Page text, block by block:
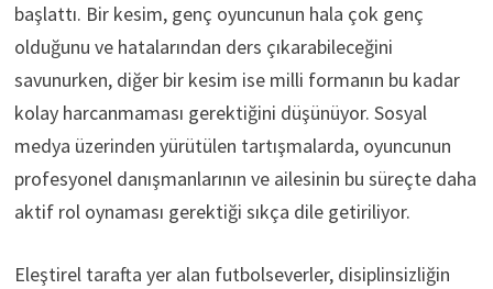
başlattı. Bir kesim, genç oyuncunun hala çok genç
olduğunu ve hatalarından ders çıkarabileceğini
savunurken, diğer bir kesim ise milli formanın bu kadar
kolay harcanmaması gerektiğini düşünüyor. Sosyal
medya üzerinden yürütülen tartışmalarda, oyuncunun
profesyonel danışmanlarının ve ailesinin bu süreçte daha
aktif rol oynaması gerektiği sıkça dile getiriliyor.
Eleştirel tarafta yer alan futbolseverler, disiplinsizliğin